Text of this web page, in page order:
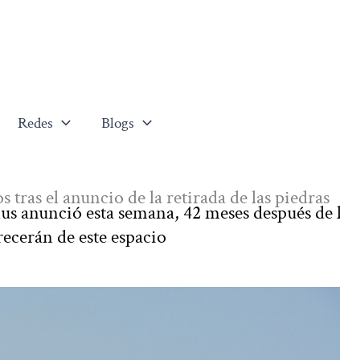
Redes Blogs
el anuncio de la retirada de las piedras
esta semana, 42 meses después de
de este espacio